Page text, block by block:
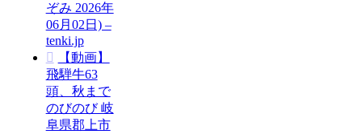
ぞみ 2026年
06月02日) –
tenki.jp
【動画】
飛騨牛63
頭、秋まで
のびのび 岐
阜県郡上市